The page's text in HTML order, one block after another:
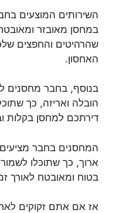
השירותים המוצעים
במחסן מאובזר
שהרהיטים והחפצים
האחסון.
בנוסף, בחבר מחסנים
הובלה ואריזה, כך
דירתכם למחסן בקלות
המחסנים בחבר
ארוך, כך שתוכלו
בטוח ומאובטח לאורך
אז אם אתם זקוקים